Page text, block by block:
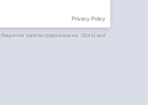
Privacy Policy
Лицензия зарегистрирована на: StoreLand